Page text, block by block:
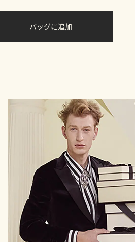
バッグに追加